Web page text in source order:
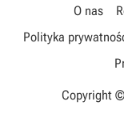
O nas
Polityka
Copyright